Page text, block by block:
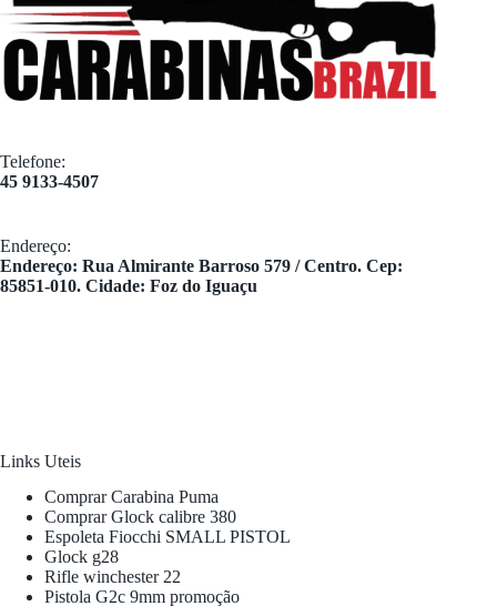
Telefone:
45 9133-4507
Endereço:
​Endereço: Rua Almirante Barroso 579 / Centro. Cep:
85851-010. Cidade: Foz do Iguaçu
Links Uteis
Comprar Carabina Puma
Comprar Glock calibre 380
Espoleta Fiocchi SMALL PISTOL
Glock g28
Rifle winchester 22
Pistola G2c 9mm promoção